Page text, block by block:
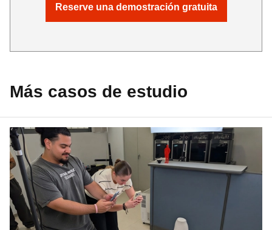
Reserve una demostración gratuita
Más casos de estudio